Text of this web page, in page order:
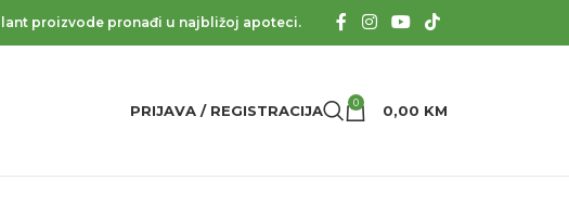
proizvode pronađi u najbližoj apoteci.
PRIJAVA / REGISTRACIJA 0 0,00 KM